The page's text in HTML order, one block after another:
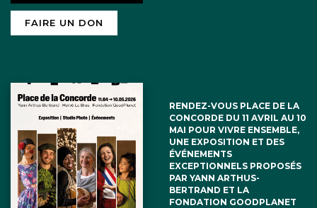
FAIRE UN DON
RENDEZ-VOUS PLACE DE LA
CONCORDE DU 11 AVRIL AU 10
MAI POUR VIVRE ENSEMBLE,
UNE EXPOSITION ET DES
ÉVÉNEMENTS
EXCEPTIONNELS PROPOSÉS
PAR YANN ARTHUS-
BERTRAND ET LA
FONDATION GOODPLANET